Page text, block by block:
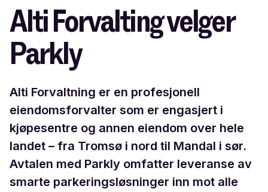
Alti Forvalting velger
Parkly
Alti Forvaltning er en profesjonell
eiendomsforvalter som er engasjert i
kjøpesentre og annen eiendom over hele
landet – fra Tromsø i nord til Mandal i sør.
Avtalen med Parkly omfatter leveranse av
smarte parkeringsløsninger inn mot alle